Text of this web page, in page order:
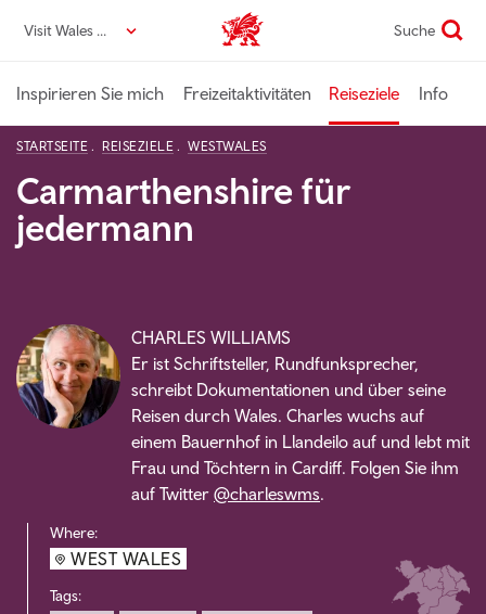
zumVisit Wales DE VisitWales home Suche
Inspirieren Sie mich Freizeitaktivitäten Reiseziele Info
STARTSEITE REISEZIELE WESTWALES
Carmarthenshire für
jedermann
CHARLES WILLIAMS
Er ist Schriftsteller, Rundfunksprecher,
schreibt Dokumentationen und über seine
Reisen durch Wales. Charles wuchs auf
einem Bauernhof in Llandeilo auf und lebt mit
Frau und Töchtern in Cardiff. Folgen Sie ihm
auf Twitter @charleswms.
Where:
WEST WALES
Tags: